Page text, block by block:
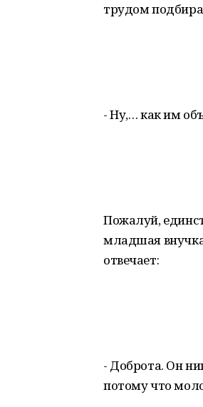
трудом
- Ну,… как им
Пожалуй,
младшая внучка
отвечает:
- Доброта. Он
потому что